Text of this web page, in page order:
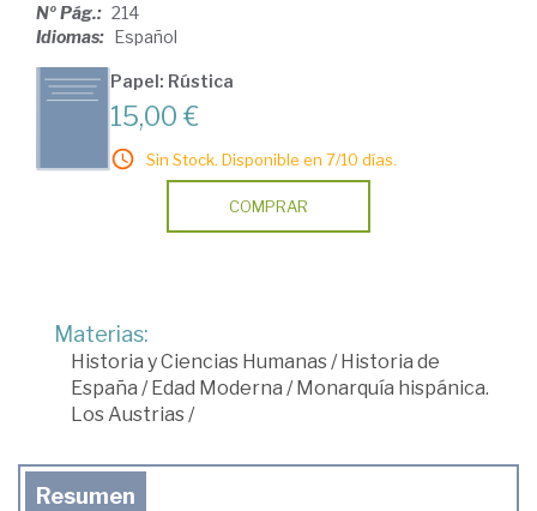
Nº Pág.: 214
Idiomas: Español
Papel: Rústica
15,00 €
Sin Stock. Disponible en 7/10 días.
COMPRAR
Materias:
Historia y Ciencias Humanas/Historia de
España /Edad Moderna /Monarquía hispánica.
Los Austrias/
Resumen